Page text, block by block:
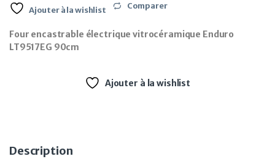
Ajouter à la wishlist Comparer
Four encastrable électrique vitrocéramique Enduro
LT9517EG 90cm
Ajouter à la wishlist
Description